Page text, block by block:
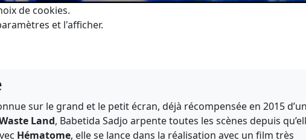
de cookies.
et l'afficher.
sur le grand et le petit écran, déjà récompensée en 2015 d’un
Land, Babetida Sadjo arpente toutes les scènes depuis
Hématome, elle se lance dans la réalisation avec un film très